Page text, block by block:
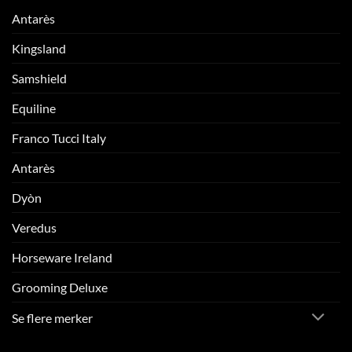
Antarès
Kingsland
Samshield
Equiline
Franco Tucci Italy
Antarès
Dyòn
Veredus
Horseware Ireland
Grooming Deluxe
Se flere merker